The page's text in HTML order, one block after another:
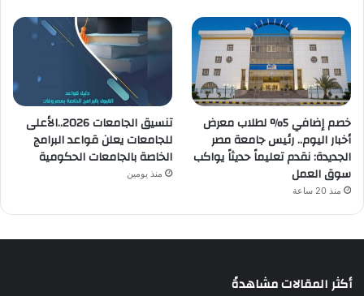
خصم إضافي 5% لطلاب معرض
أخبار اليوم.. رئيس جامعة مصر
الجديدة: نقدم تعليماً حديثاً يواكب
سوق العمل
منذ 20 ساعة
تنسيق الجامعات 2026..الأعلى
للجامعات يعلن قواعد البرامج
الخاصة بالجامعات الحكومية
منذ يومين
أكثر المقالات مشاهدةً